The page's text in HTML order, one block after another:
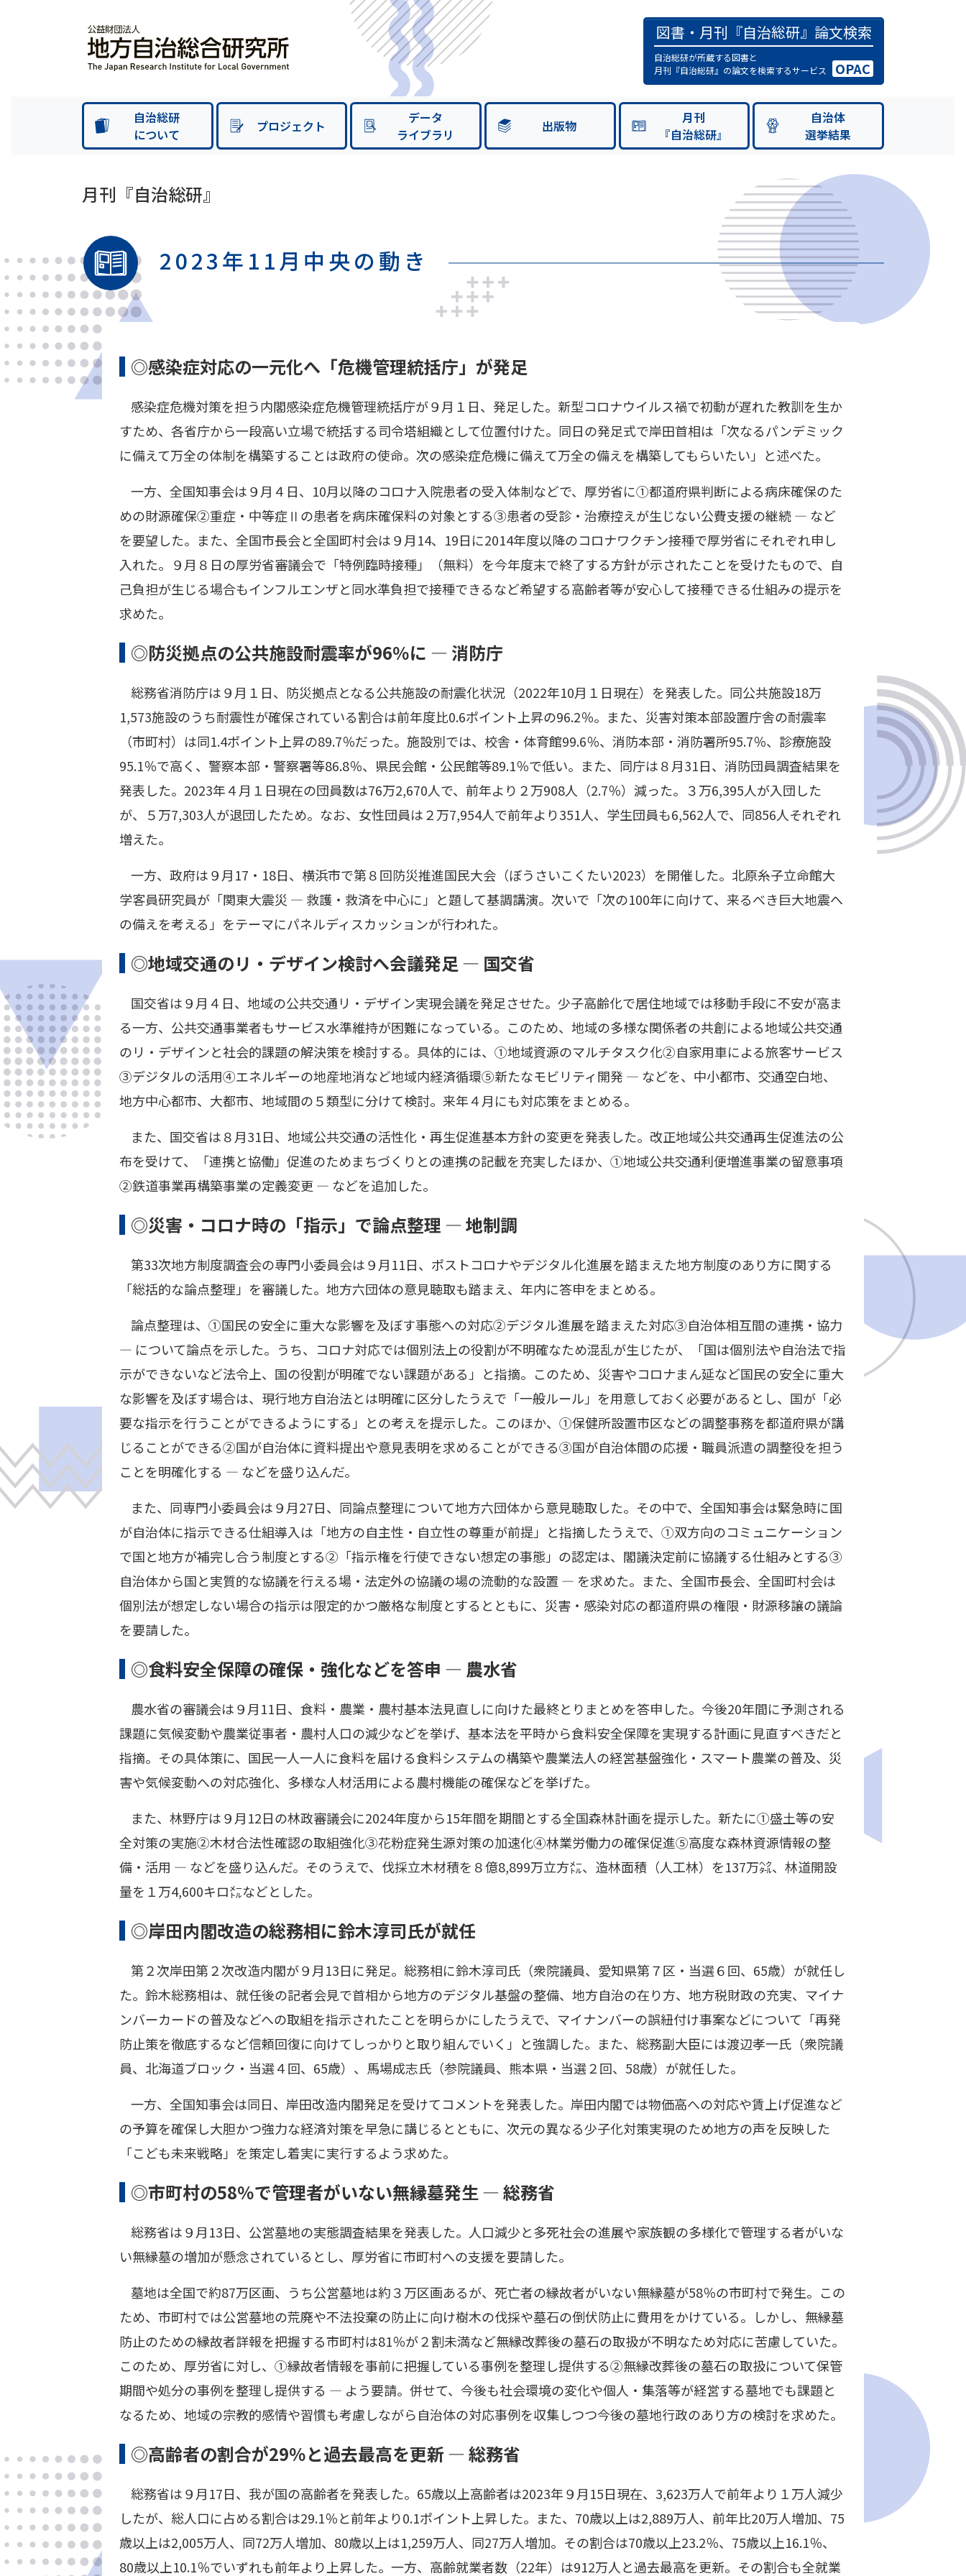
図書・月刊『自治総研』論文検索
自治総研が所蔵する図書と
月刊『自治総研』の論文を検索するサービス
OPAC
自治総研
について
プロジェクト
データ
ライブラリ
出版物
月刊
『自治総研』
自治体
選挙結果
月刊『自治総研』
2023年11月中央の動き
◎感染症対応の一元化へ「危機管理統括庁」が発足
感染症危機対策を担う内閣感染症危機管理統括庁が９月１日、発足した。新型コロナウイルス禍で初動が遅れた教訓を生か
すため、各省庁から一段高い立場で統括する司令塔組織として位置付けた。同日の発足式で岸田首相は「次なるパンデミック
に備えて万全の体制を構築することは政府の使命。次の感染症危機に備えて万全の備えを構築してもらいたい」と述べた。
一方、全国知事会は９月４日、10月以降のコロナ入院患者の受入体制などで、厚労省に①都道府県判断による病床確保のた
めの財源確保②重症・中等症Ⅱの患者を病床確保料の対象とする③患者の受診・治療控えが生じない公費支援の継続 ― など
を要望した。また、全国市長会と全国町村会は９月14、19日に2014年度以降のコロナワクチン接種で厚労省にそれぞれ申し
入れた。９月８日の厚労省審議会で「特例臨時接種」（無料）を今年度末で終了する方針が示されたことを受けたもので、自
己負担が生じる場合もインフルエンザと同水準負担で接種できるなど希望する高齢者等が安心して接種できる仕組みの提示を
求めた。
◎防災拠点の公共施設耐震率が96％に ― 消防庁
総務省消防庁は９月１日、防災拠点となる公共施設の耐震化状況（2022年10月１日現在）を発表した。同公共施設18万
1,573施設のうち耐震性が確保されている割合は前年度比0.6ポイント上昇の96.2％。また、災害対策本部設置庁舎の耐震率
（市町村）は同1.4ポイント上昇の89.7％だった。施設別では、校舎・体育館99.6％、消防本部・消防署所95.7％、診療施設
95.1％で高く、警察本部・警察署等86.8％、県民会館・公民館等89.1％で低い。また、同庁は８月31日、消防団員調査結果を
発表した。2023年４月１日現在の団員数は76万2,670人で、前年より２万908人（2.7％）減った。３万6,395人が入団した
が、５万7,303人が退団したため。なお、女性団員は２万7,954人で前年より351人、学生団員も6,562人で、同856人それぞれ
増えた。
一方、政府は９月17・18日、横浜市で第８回防災推進国民大会（ぼうさいこくたい2023）を開催した。北原糸子立命館大
学客員研究員が「関東大震災 ― 救護・救済を中心に」と題して基調講演。次いで「次の100年に向けて、来るべき巨大地震へ
の備えを考える」をテーマにパネルディスカッションが行われた。
◎地域交通のリ・デザイン検討へ会議発足 ― 国交省
国交省は９月４日、地域の公共交通リ・デザイン実現会議を発足させた。少子高齢化で居住地域では移動手段に不安が高ま
る一方、公共交通事業者もサービス水準維持が困難になっている。このため、地域の多様な関係者の共創による地域公共交通
のリ・デザインと社会的課題の解決策を検討する。具体的には、①地域資源のマルチタスク化②自家用車による旅客サービス
③デジタルの活用④エネルギーの地産地消など地域内経済循環⑤新たなモビリティ開発 ― などを、中小都市、交通空白地、
地方中心都市、大都市、地域間の５類型に分けて検討。来年４月にも対応策をまとめる。
また、国交省は８月31日、地域公共交通の活性化・再生促進基本方針の変更を発表した。改正地域公共交通再生促進法の公
布を受けて、「連携と協働」促進のためまちづくりとの連携の記載を充実したほか、①地域公共交通利便増進事業の留意事項
②鉄道事業再構築事業の定義変更 ― などを追加した。
◎災害・コロナ時の「指示」で論点整理 ― 地制調
第33次地方制度調査会の専門小委員会は９月11日、ポストコロナやデジタル化進展を踏まえた地方制度のあり方に関する
「総括的な論点整理」を審議した。地方六団体の意見聴取も踏まえ、年内に答申をまとめる。
論点整理は、①国民の安全に重大な影響を及ぼす事態への対応②デジタル進展を踏まえた対応③自治体相互間の連携・協力
― について論点を示した。うち、コロナ対応では個別法上の役割が不明確なため混乱が生じたが、「国は個別法や自治法で指
示ができないなど法令上、国の役割が明確でない課題がある」と指摘。このため、災害やコロナまん延など国民の安全に重大
な影響を及ぼす場合は、現行地方自治法とは明確に区分したうえで「一般ルール」を用意しておく必要があるとし、国が「必
要な指示を行うことができるようにする」との考えを提示した。このほか、①保健所設置市区などの調整事務を都道府県が講
じることができる②国が自治体に資料提出や意見表明を求めることができる③国が自治体間の応援・職員派遣の調整役を担う
ことを明確化する ― などを盛り込んだ。
また、同専門小委員会は９月27日、同論点整理について地方六団体から意見聴取した。その中で、全国知事会は緊急時に国
が自治体に指示できる仕組導入は「地方の自主性・自立性の尊重が前提」と指摘したうえで、①双方向のコミュニケーション
で国と地方が補完し合う制度とする②「指示権を行使できない想定の事態」の認定は、閣議決定前に協議する仕組みとする③
自治体から国と実質的な協議を行える場・法定外の協議の場の流動的な設置 ― を求めた。また、全国市長会、全国町村会は
個別法が想定しない場合の指示は限定的かつ厳格な制度とするとともに、災害・感染対応の都道府県の権限・財源移譲の議論
を要請した。
◎食料安全保障の確保・強化などを答申 ― 農水省
農水省の審議会は９月11日、食料・農業・農村基本法見直しに向けた最終とりまとめを答申した。今後20年間に予測される
課題に気候変動や農業従事者・農村人口の減少などを挙げ、基本法を平時から食料安全保障を実現する計画に見直すべきだと
指摘。その具体策に、国民一人一人に食料を届ける食料システムの構築や農業法人の経営基盤強化・スマート農業の普及、災
害や気候変動への対応強化、多様な人材活用による農村機能の確保などを挙げた。
また、林野庁は９月12日の林政審議会に2024年度から15年間を期間とする全国森林計画を提示した。新たに①盛土等の安
全対策の実施②木材合法性確認の取組強化③花粉症発生源対策の加速化④林業労働力の確保促進⑤高度な森林資源情報の整
備・活用 ― などを盛り込んだ。そのうえで、伐採立木材積を８億8,899万立方㍍、造林面積（人工林）を137万㌶、林道開設
量を１万4,600キロ㍍などとした。
◎岸田内閣改造の総務相に鈴木淳司氏が就任
第２次岸田第２次改造内閣が９月13日に発足。総務相に鈴木淳司氏（衆院議員、愛知県第７区・当選６回、65歳）が就任し
た。鈴木総務相は、就任後の記者会見で首相から地方のデジタル基盤の整備、地方自治の在り方、地方税財政の充実、マイナ
ンバーカードの普及などへの取組を指示されたことを明らかにしたうえで、マイナンバーの誤紐付け事案などについて「再発
防止策を徹底するなど信頼回復に向けてしっかりと取り組んでいく」と強調した。また、総務副大臣には渡辺孝一氏（衆院議
員、北海道ブロック・当選４回、65歳）、馬場成志氏（参院議員、熊本県・当選２回、58歳）が就任した。
一方、全国知事会は同日、岸田改造内閣発足を受けてコメントを発表した。岸田内閣では物価高への対応や賃上げ促進など
の予算を確保し大胆かつ強力な経済対策を早急に講じるとともに、次元の異なる少子化対策実現のため地方の声を反映した
「こども未来戦略」を策定し着実に実行するよう求めた。
◎市町村の58％で管理者がいない無縁墓発生 ― 総務省
総務省は９月13日、公営墓地の実態調査結果を発表した。人口減少と多死社会の進展や家族観の多様化で管理する者がいな
い無縁墓の増加が懸念されているとし、厚労省に市町村への支援を要請した。
墓地は全国で約87万区画、うち公営墓地は約３万区画あるが、死亡者の縁故者がいない無縁墓が58％の市町村で発生。この
ため、市町村では公営墓地の荒廃や不法投棄の防止に向け樹木の伐採や墓石の倒伏防止に費用をかけている。しかし、無縁墓
防止のための縁故者詳報を把握する市町村は81％が２割未満など無縁改葬後の墓石の取扱が不明なため対応に苦慮していた。
このため、厚労省に対し、①縁故者情報を事前に把握している事例を整理し提供する②無縁改葬後の墓石の取扱について保管
期間や処分の事例を整理し提供する ― よう要請。併せて、今後も社会環境の変化や個人・集落等が経営する墓地でも課題と
なるため、地域の宗教的感情や習慣も考慮しながら自治体の対応事例を収集しつつ今後の墓地行政のあり方の検討を求めた。
◎高齢者の割合が29％と過去最高を更新 ― 総務省
総務省は９月17日、我が国の高齢者を発表した。65歳以上高齢者は2023年９月15日現在、3,623万人で前年より１万人減少
したが、総人口に占める割合は29.1％と前年より0.1ポイント上昇した。また、70歳以上は2,889万人、前年比20万人増加、75
歳以上は2,005万人、同72万人増加、80歳以上は1,259万人、同27万人増加。その割合は70歳以上23.2％、75歳以上16.1％、
80歳以上10.1％でいずれも前年より上昇した。一方、高齢就業者数（22年）は912万人と過去最高を更新。その割合も全就業